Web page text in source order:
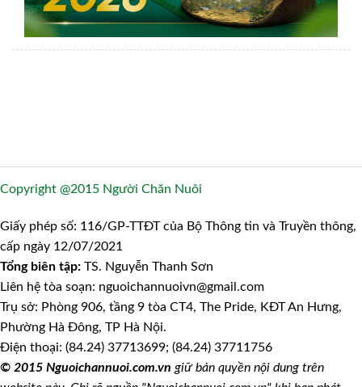
Copyright @2015 Người Chăn Nuôi
Giấy phép số: 116/GP-TTĐT của Bộ Thông tin và Truyền thông,
cấp ngày 12/07/2021
Tổng biên tập: TS. Nguyễn Thanh Sơn
Liên hệ tòa soạn: nguoichannuoivn@gmail.com
Trụ sở: Phòng 906, tầng 9 tòa CT4, The Pride, KĐT An Hưng,
Phường Hà Đông, TP Hà Nội.
Điện thoại: (84.24) 37713699; (84.24) 37711756
© 2015 Nguoichannuoi.com.vn giữ bản quyền nội dung trên